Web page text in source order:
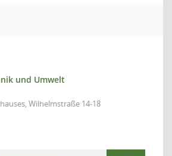
und Umwelt
Wilhelmstraße 14-18